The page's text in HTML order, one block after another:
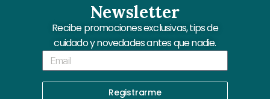
Newsletter
Recibe promociones exclusivas, tips de
cuidado y novedades antes que nadie.
Email
Registrarme